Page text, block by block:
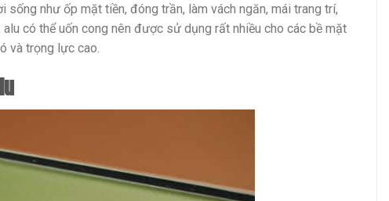
như ốp mặt tiền, đóng trần, làm vách ngăn, mái trang trí,
có thể uốn cong nên được sử dụng rất nhiều cho các bề mặt
và trọng lực cao.